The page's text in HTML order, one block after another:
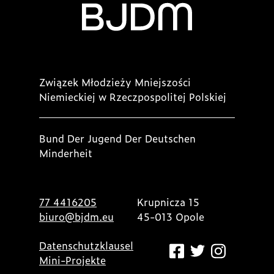
Związek Młodzieży Mniejszości
Niemieckiej w Rzeczpospolitej Polskiej
Bund Der Jugend Der Deutschen
Minderheit
77 4416205
biuro@bjdm.eu
Krupnicza 15
45-013 Opole
Datenschutzklausel
Mini-Projekte